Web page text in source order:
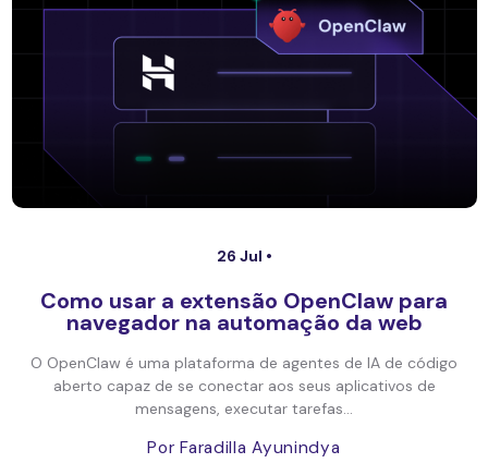
26 Jul •
Como usar a extensão OpenClaw para
navegador na automação da web
O OpenClaw é uma plataforma de agentes de IA de código
aberto capaz de se conectar aos seus aplicativos de
mensagens, executar tarefas...
Por Faradilla Ayunindya